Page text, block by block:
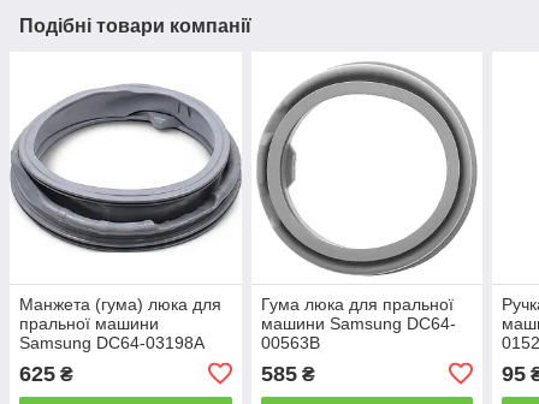
Подібні товари компанії
Манжета (гума) люка для
пральної машини
Samsung DC64-03198A
625 ₴
Гума люка для пральної
машини Samsung DC64-
00563B
585₴ 95